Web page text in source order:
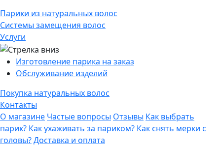
Парики из натуральных волос
Системы замещения волос
Услуги
Изготовление парика на заказ
Обслуживание изделий
Покупка натуральных волос
Контакты
О магазине Частые вопросы Отзывы Как выбрать
парик? Как ухаживать за париком? Как снять мерки с
головы?Доставка и оплата